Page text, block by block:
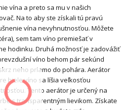
vína a preto sa mu v našich
Na to aby ste získali tú pravú
vína nevyhnutnosťou. Môžete
sem tam víno premiešať v
hodinku. Druhá možnosť je zadovážiť
víno behom pár sekúnd
neho priamo do pohára. Aerátor
biele víno sa líšia veľkosťou
Tento aerátor je určený na
s transparentným lievikom. Získate